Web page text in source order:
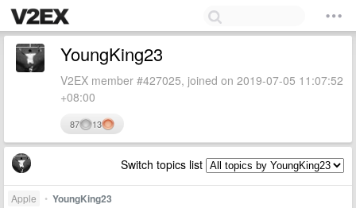
YoungKing23
V2EX member #427025, joined on 2019-07-05 11:07:52
+08:00
87 13
Switch topics list
Apple • YoungKing23